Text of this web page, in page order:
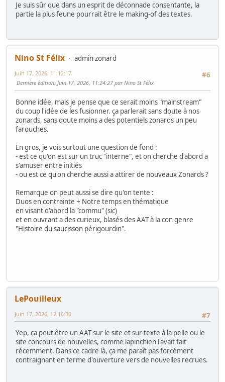
Je suis sûr que dans un esprit de déconnade consentante, la
partie la plus feune pourrait être le making-of des textes.
Nino St Félix
admin zonard
#6
Juin 17, 2026, 11:12:17
Dernière édition: Juin 17, 2026, 11:24:27 par Nino St Félix
Bonne idée, mais je pense que ce serait moins "mainstream"
du coup l'idée de les fusionner. ça parlerait sans doute à nos
zonards, sans doute moins a des potentiels zonards un peu
farouches.
En gros, je vois surtout une question de fond :
- est ce qu'on est sur un truc "interne", et on cherche d'abord a
s'amuser entre initiés
- ou est ce qu'on cherche aussi a attirer de nouveaux Zonards ?
Remarque on peut aussi se dire qu'on tente :
Duos en contrainte + Notre temps en thématique
en visant d'abord la "commu" (sic)
et en ouvrant a des curieux, blasés des AAT à la con genre
"Histoire du saucisson périgourdin".
LePouilleux
#7
Juin 17, 2026, 12:16:30
Yep, ça peut être un AAT sur le site et sur texte à la pelle ou le
site concours de nouvelles, comme lapinchien l'avait fait
récemment. Dans ce cadre là, ça me paraît pas forcément
contraignant en terme d'ouverture vers de nouvelles recrues.